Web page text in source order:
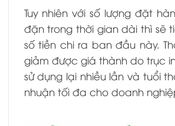
Tuy nhiên với số lượng đặt
đặn trong thời gian dài thì sẽ
số tiền chi ra ban đầu này.
giảm được giá thành do trục
sử dụng lại nhiều lần và tuổi
nhuận tối đa cho doanh